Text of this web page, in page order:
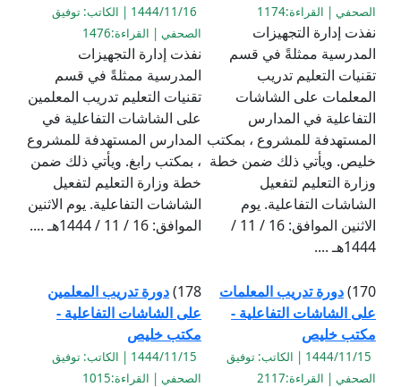
الصحفي | القراءة:1174
نفذت إدارة التجهيزات
المدرسية ممثلةً في قسم
تقنيات التعليم تدريب
المعلمات على الشاشات
التفاعلية في المدارس
المستهدفة للمشروع ، بمكتب
خليص. ويأتي ذلك ضمن خطة
وزارة التعليم لتفعيل
الشاشات التفاعلية. يوم
الاثنين الموافق: 16 / 11 /
1444هـ ....
1444/11/16 | الكاتب: توفيق
الصحفي | القراءة:1476
نفذت إدارة التجهيزات
المدرسية ممثلةً في قسم
تقنيات التعليم تدريب المعلمين
على الشاشات التفاعلية في
المدارس المستهدفة للمشروع
، بمكتب رابغ. ويأتي ذلك ضمن
خطة وزارة التعليم لتفعيل
الشاشات التفاعلية. يوم الاثنين
الموافق: 16 / 11 / 1444هـ ....
170) دورة تدريب المعلمات
على الشاشات التفاعلية -
مكتب خليص
1444/11/15 | الكاتب: توفيق
الصحفي | القراءة:2117
178) دورة تدريب المعلمين
على الشاشات التفاعلية -
مكتب خليص
1444/11/15 | الكاتب: توفيق
الصحفي | القراءة:1015